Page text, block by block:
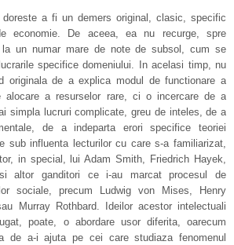
a fi un demers original, clasic, specific
economie. De aceea, ea nu recurge, spre
un numar mare de note de subsol, cum se
specifice domeniului. In acelasi timp, nu
originala de a explica modul de functionare a
alocare a resurselor rare, ci o incercare de a
simpla lucruri complicate, greu de inteles, de a
de a indeparta erori specifice teoriei
sub influenta lecturilor cu care s-a familiarizat,
in special, lui Adam Smith, Friedrich Hayek,
altor ganditori ce i-au marcat procesul de
sociale, precum Ludwig von Mises, Henry
Murray Rothbard. Ideilor acestor intelectuali
poate, o abordare usor diferita, oarecum
de a‑i ajuta pe cei care studiaza fenomenul